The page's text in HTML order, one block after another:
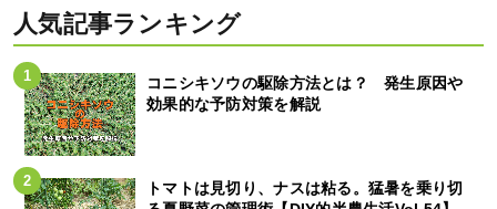
人気記事ランキング
コニシキソウの駆除方法とは？ 発生原因や
効果的な予防対策を解説
トマトは見切り、ナスは粘る。猛暑を乗り切